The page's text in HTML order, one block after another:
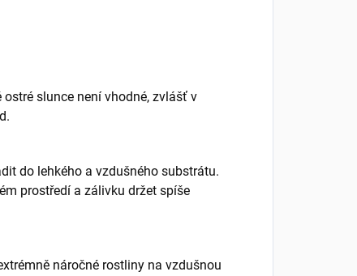
slunce není vhodné, zvlášť v
do lehkého a vzdušného substrátu.
prostředí a zálivku držet spíše
náročné rostliny na vzdušnou